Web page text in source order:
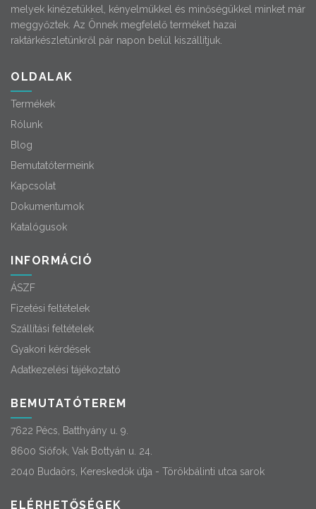
melyek kinézetükkel, kényelmükkel és minőségükkel minket már
meggyőztek. Az Önnek megfelelő terméket hazai
raktárkészletünkről pár napon belül kiszállítjuk.
OLDALAK
Termékek
Rólunk
Blog
Bemutatótermeink
Kapcsolat
Dokumentumok
Katalógusok
INFORMÁCIÓ
ÁSZF
Fizetési feltételek
Szállítási feltételek
Gyakori kérdések
Adatkezelési tájékoztató
BEMUTATÓTEREM
7622 Pécs, Batthyány u. 9.
8600 Siófok, Vak Bottyán u. 24.
2040 Budaörs, Kereskedők útja - Törökbálinti utca sarok
ELÉRHETŐSÉGEK